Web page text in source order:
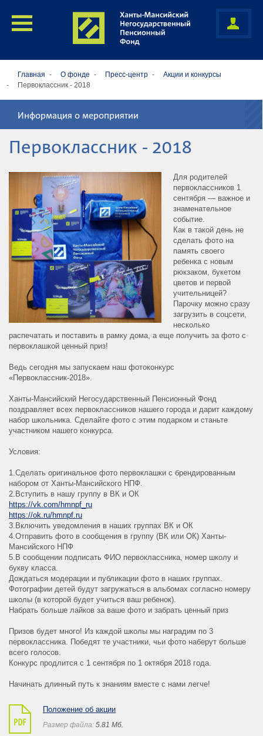
Главная О фонде Пресс-центр
Акции и конкурсы
Первоклассник - 2018
Информация о мероприятии
Первоклассник - 2018
Для родителей
первоклассников 1
сентября — важное и
знаменательное
событие.
Как в такой день не
сделать фото на
память своего
ребенка с новым
рюкзаком, букетом
цветов и первой
учительницей?
Парочку можно сразу
загрузить в соцсети,
несколько
распечатать и поставить в рамку дома, а еще получить за фото с
первоклашкой ценный приз!
Ведь сегодня мы запускаем наш фотоконкурс
«Первоклассник-2018».
Ханты-Мансийский Негосударственный Пенсионный Фонд
поздравляет всех первоклассников нашего города и дарит каждому
набор школьника. Сделайте фото с этим подарком и станьте
участником нашего конкурса.
Условия:
1.Сделать оригинальное фото первоклашки с брендированным
набором от Ханты-Мансийского НПФ.
2.Вступить в нашу группу в ВК и ОК
https://vk.com/hmnpf_ru
https://ok.ru/hmnpf.ru
3.Включить уведомления в наших группах ВК и ОК
4.Отправить фото в сообщения в группу (ВК или ОК) Ханты-
Мансийского НПФ
5.В сообщении подписать ФИО первоклассника, номер школу и
букву класса.
Дождаться модерации и публикации фото в наших группах.
Фотографии детей будут загружаться в альбомах согласно номеру
школы (в которой будет учиться ваш ребенок).
Набрать больше лайков за ваше фото и забрать ценный приз
Призов будет много! Из каждой школы мы наградим по 3
первоклассника. Победят те участники, чьи фото наберут больше
всего голосов.
Конкурс продлится с 1 сентября по 1 октября 2018 года.
Начинать длинный путь к знаниям вместе с нами легче!
Положение об акции
Размер файла: 5.81 Mб.